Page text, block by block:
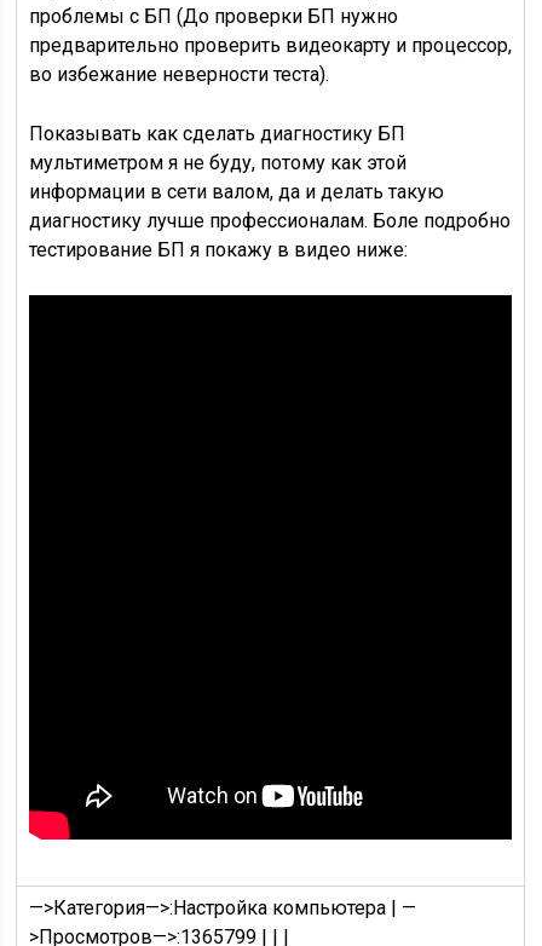
проблемы с БП (До проверки БП нужно
предварительно проверить видеокарту и процессор,
во избежание неверности теста).
Показывать как сделать диагностику БП
мультиметром я не буду, потому как этой
информации в сети валом, да и делать такую
диагностику лучше профессионалам. Боле подробно
тестирование БП я покажу в видео ниже:
—>Категория—>:Настройка компьютера | —
>Просмотров—>:1365799 | | |